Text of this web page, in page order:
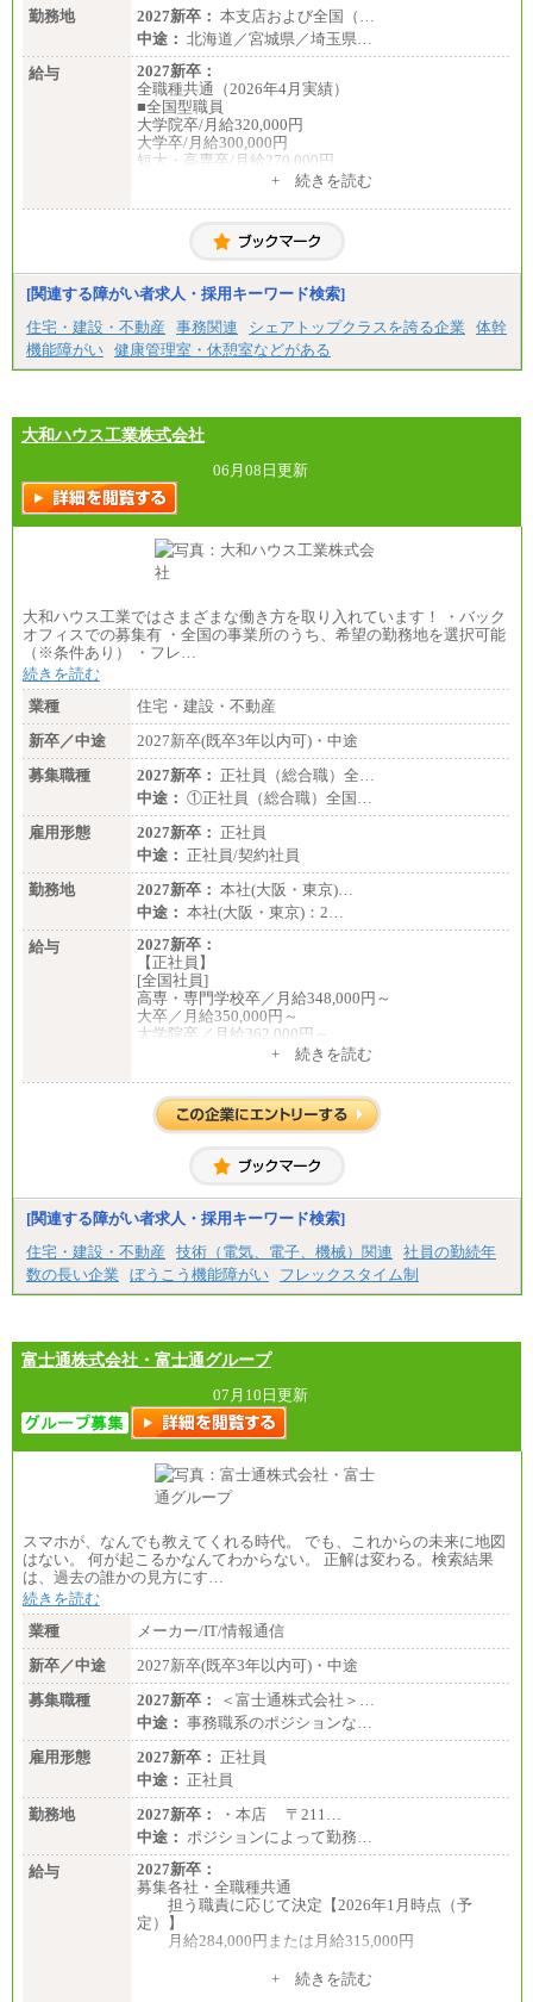
勤務地 2027新卒： 本支店および全国（…
中途： 北海道／宮城県／埼玉県…
給与
2027新卒：
全職種共通（2026年4月実績）
■全国型職員
大学院卒/月給320,000円
大学卒/月給300,000円
短大・高専卒/月給270,000円
大学院卒/月給256,000円～288,000円
大学卒/月給240,000円～270,000円
短大・高専卒/月給216,000円～243,000円
■特定職員※
大学院卒/月給234,000円～263,000円
大学卒/月給219,000円～246,000円
短大・高専卒/月給197,000円～222,000円
※拠点型職員、特定職員の給与は、生活の拠点が定
す。
中途：
全職種共通
月給制
226,600円～390,100円（勤務地域等により異なりま
す）
・ご経験やスキルを考慮し、選考の中で決定いたし
ます。
・試用期間中も同額支給します。
+ 続きを読む
[関連する障がい者求人・採用キーワード検索]
住宅・建設・不動産
事務関連 シェアトップクラスを誇る企業
体幹
機能障がい 健康管理室・休憩室などがある
大和ハウス工業株式会社
06月08日更新
大和ハウス工業ではさまざまな働き方を取り入れています！ ・バック
オフィスでの募集有 ・全国の事業所のうち、希望の勤務地を選択可能
（※条件あり） ・フレ…
続きを読む
業種
住宅・建設・不動産
新卒／中途
2027新卒(既卒3年以内可)・中途
募集職種
2027新卒： 正社員（総合職）全…
中途： ①正社員（総合職）全国…
雇用形態
2027新卒： 正社員
中途： 正社員/契約社員
勤務地
2027新卒： 本社(大阪・東京)…
中途： 本社(大阪・東京)：2…
給与
2027新卒：
【正社員】
[全国社員]
高専・専門学校卒／月給348,000円～
大卒／月給350,000円～
大学院卒／月給362,000円～
[地域社員]月給295,000円～
【正社員】
[全国社員]月給348,000円～
[地域社員]月給295,000円～
【契約社員】月給200,000円～
+ 続きを読む
[関連する障がい者求人・採用キーワード検索]
住宅・建設・不動産
技術（電気、電子、機械）関連
社員の勤続年
数の長い企業
ぼうこう機能障がい フレックスタイム制
富士通株式会社・富士通グループ
07月10日更新
スマホが、なんでも教えてくれる時代。 でも、これからの未来に地図
はない。 何が起こるかなんてわからない。 正解は変わる。検索結果
は、過去の誰かの見方にす…
続きを読む
業種
メーカー/IT/情報通信
新卒／中途
2027新卒(既卒3年以内可)・中途
募集職種
2027新卒：
＜富士通株式会社＞…
中途： 事務職系のポジションな…
雇用形態
2027新卒： 正社員
中途： 正社員
勤務地
2027新卒：
・本店 〒211…
中途： ポジションによって勤務…
給与
2027新卒：
募集各社・全職種共通
担う職責に応じて決定【2026年1月時点（予
定）】
月給284,000円または月給315,000円
※入社後早期から、自律的な業務遂行が求めら
+ 続きを読む